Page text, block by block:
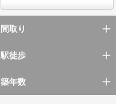
間取り
駅徒歩
築年数